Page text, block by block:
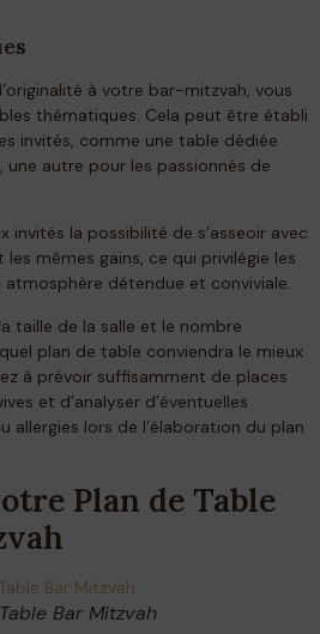
à votre bar-mitzvah, vous
thématiques. Cela peut être établi
invités, comme une table dédiée
une autre pour les passionnés de
invités la possibilité de s’asseoir avec
mêmes gains, ce qui privilégie les
détendue et conviviale.
taille de la salle et le nombre
plan de table conviendra le mieux
à prévoir suffisamment de places
et d’analyser d’éventuelles
allergies lors de l’élaboration du plan
Plan de Table
Bar Mitzvah